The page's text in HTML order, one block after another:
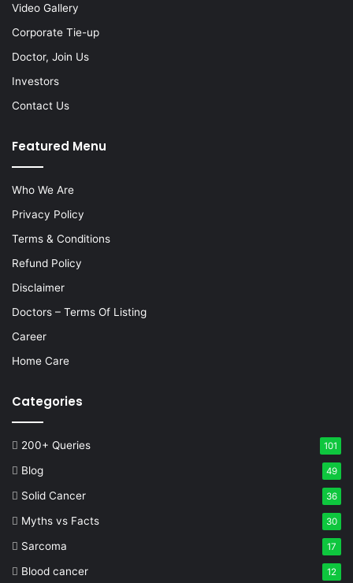
Video Gallery
Corporate Tie-up
Doctor, Join Us
Investors
Contact Us
Featured Menu
Who We Are
Privacy Policy
Terms & Conditions
Refund Policy
Disclaimer
Doctors – Terms Of Listing
Career
Home Care
Categories
200+ Queries 101
Blog 49
Solid Cancer 36
Myths vs Facts 30
Sarcoma 17
Blood cancer 12